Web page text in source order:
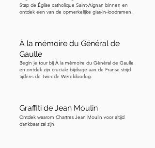
horizontale figuur bovenop de kist. Je
Maria in de kribbe, net bevallen. Je
kunt het Christuskind zien, ingebakerd,
net boven haar. Het beeld van de baby
Jezus is met de tijd beschadigd. Direct
gekomen om het pasgeboren
Christuskind te eren. Als je goed kijkt,
kun je de schapen op de latei zien.
Stap de Église catholique Saint-Aignan binnen en
ontdek een van de opmerkelijke glas-in-loodramen.
À la mémoire du Général de
Gaulle
Begin je tour bij À la mémoire du Général de Gaulle
en ontdek zijn cruciale bijdrage aan de Franse strijd
tijdens de Tweede Wereldoorlog.
Graffiti de Jean Moulin
Ontdek waarom Chartres Jean Moulin voor altijd
dankbaar zal zijn.